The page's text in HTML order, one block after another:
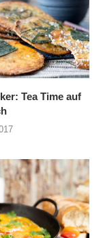
Tea Time auf